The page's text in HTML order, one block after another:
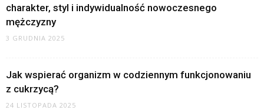
charakter, styl i indywidualność nowoczesnego
mężczyzny
3 GRUDNIA 2025
Jak wspierać organizm w codziennym funkcjonowaniu
z cukrzycą?
24 LISTOPADA 2025